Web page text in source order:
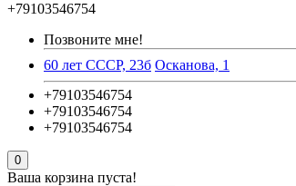
+79103546754
Позвоните мне!
60 лет СССР, 23б Осканова, 1
+79103546754
+79103546754
+79103546754
0
Ваша корзина пуста!